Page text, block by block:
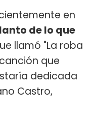
en
de lo que
llamó "La roba
que
dedicada
Castro,